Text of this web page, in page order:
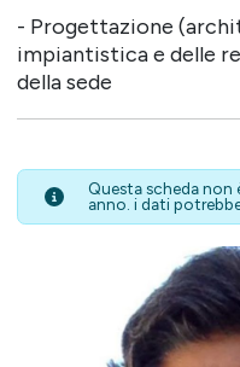
- Progettazione
impiantistica e delle
della sede
Questa scheda non
anno. i dati